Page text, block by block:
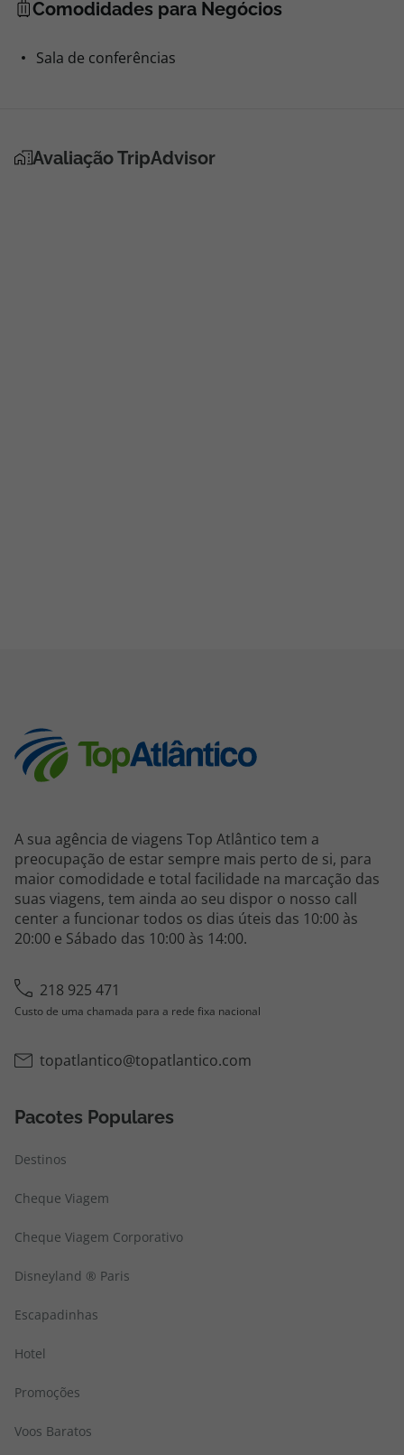
Comodidades para Negócios
Sala de conferências
Avaliação TripAdvisor
A sua agência de viagens Top Atlântico tem a
preocupação de estar sempre mais perto de si, para
maior comodidade e total facilidade na marcação das
suas viagens, tem ainda ao seu dispor o nosso call
center a funcionar todos os dias úteis das 10:00 às
20:00 e Sábado das 10:00 às 14:00.
218 925 471
Custo de uma chamada para a rede fixa nacional
topatlantico@topatlantico.com
Pacotes Populares
Destinos
Cheque Viagem
Cheque Viagem Corporativo
Disneyland ® Paris
Escapadinhas
Hotel
Promoções
Voos Baratos